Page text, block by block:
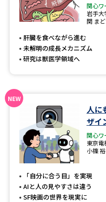
専門学校の資料請求
大学入学共通テスト「受験上の
配慮案内」の請求
高等学校（情報）教員資格認定
大学研究
大学で学べる内容や特徴を
関心ワ
岩手大
関 ま
肝臓を食べながら進む
未解明の成長メカニズム
研究は獣医学領域へ
人に
ザイ
関心ワ
東京電
小篠
「自分に合う目」を実現
AIと人の見やすさは違う
SF映画の世界を現実に